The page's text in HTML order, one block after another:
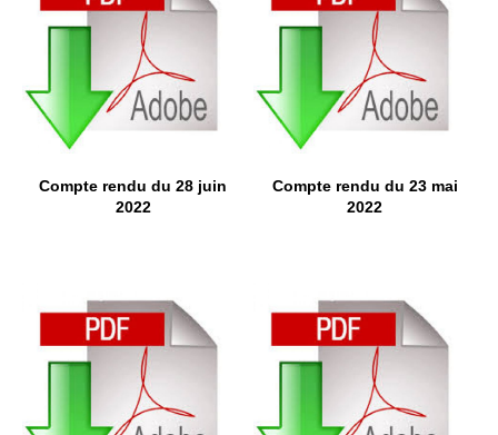
Compte rendu du 28 juin
2022
Compte rendu du 23 mai
2022